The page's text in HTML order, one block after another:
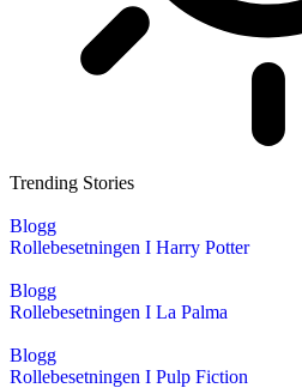
Trending Stories
Blogg
Rollebesetningen I Harry Potter
Blogg
Rollebesetningen I La Palma
Blogg
Rollebesetningen I Pulp Fiction